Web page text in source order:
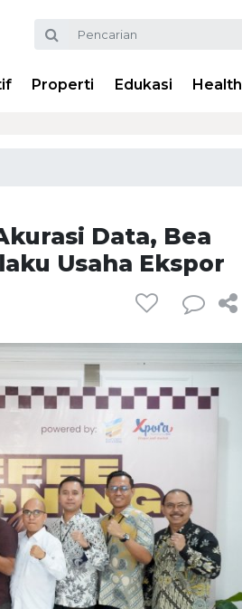
Properti Edukasi Health
Data, Bea
Usaha Ekspor